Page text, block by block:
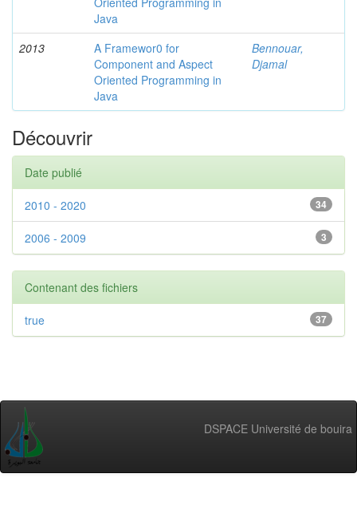
Java
2013
A Framewor0 for
Component and Aspect
Oriented Programming in
Java
Bennouar,
Djamal
Découvrir
Date publié
34
2010 - 2020
3
2006 - 2009
Contenant des fichiers
37
true
DSPACE Université de bouira